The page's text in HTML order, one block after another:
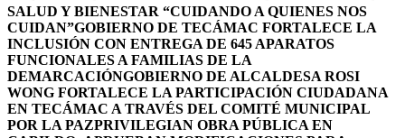
SALUD Y BIENESTAR “CUIDANDO A QUIENES NOS
CUIDAN”GOBIERNO DE TECÁMAC FORTALECE LA
INCLUSIÓN CON ENTREGA DE 645 APARATOS
FUNCIONALES A FAMILIAS DE LA
DEMARCACIÓNGOBIERNO DE ALCALDESA ROSI
WONG FORTALECE LA PARTICIPACIÓN CIUDADANA
EN TECÁMAC A TRAVÉS DEL COMITÉ MUNICIPAL
POR LA PAZPRIVILEGIAN OBRA PÚBLICA EN